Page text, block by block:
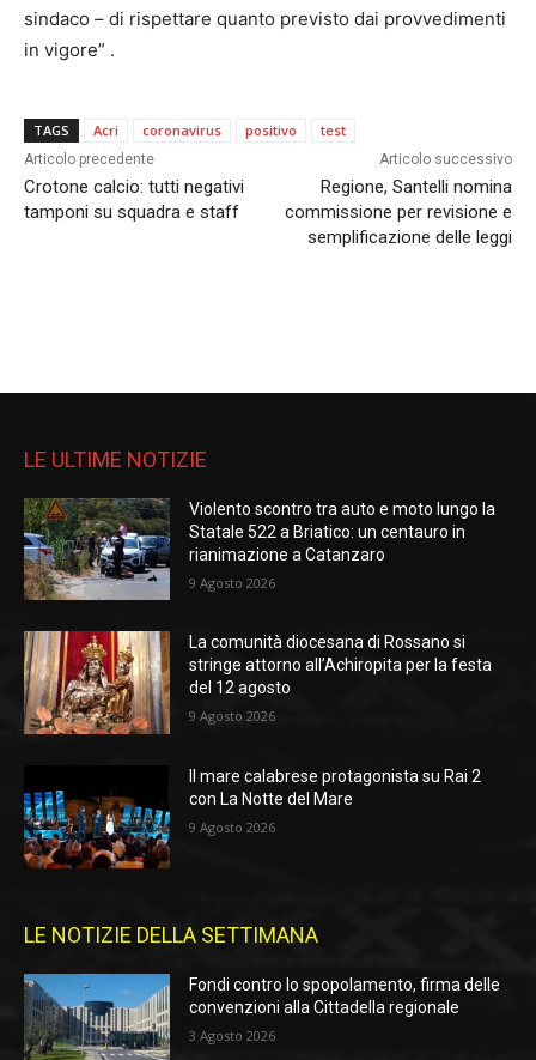
sindaco – di rispettare quanto previsto dai provvedimenti
in vigore” .
TAGS Acri coronavirus positivo test
Articolo precedente
Crotone calcio: tutti negativi
tamponi su squadra e staff
Articolo successivo
Regione, Santelli nomina
commissione per revisione e
semplificazione delle leggi
LE ULTIME NOTIZIE
Violento scontro tra auto e moto lungo la
Statale 522 a Briatico: un centauro in
rianimazione a Catanzaro
9 Agosto 2026
La comunità diocesana di Rossano si
stringe attorno all’Achiropita per la festa
del 12 agosto
9 Agosto 2026
Il mare calabrese protagonista su Rai 2
con La Notte del Mare
9 Agosto 2026
LE NOTIZIE DELLA SETTIMANA
Fondi contro lo spopolamento, firma delle
convenzioni alla Cittadella regionale
3 Agosto 2026